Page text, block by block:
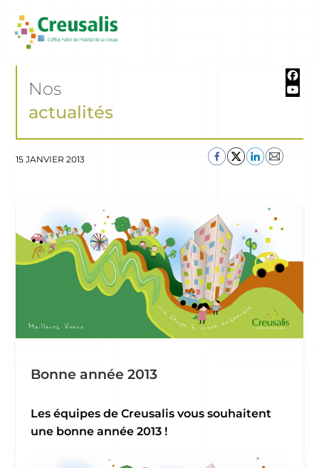
Nos
actualités
15 JANVIER 2013
Bonne année 2013
Les équipes de Creusalis vous souhaitent
une bonne année 2013 !